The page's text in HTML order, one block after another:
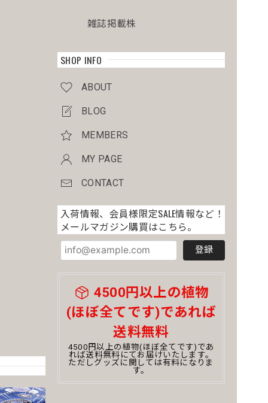
雑誌掲載株
SHOP INFO
ABOUT
BLOG
MEMBERS
MY PAGE
CONTACT
入荷情報、会員様限定SALE情報など！
メールマガジン購買はこちら。
登録
4500円以上の植物
(ほぼ全てです)であれば
送料無料
4500円以上の植物(ほぼ全てです)であ
れば送料無料にてお届けいたします。
ただしグッズに関しては有料になりま
す。